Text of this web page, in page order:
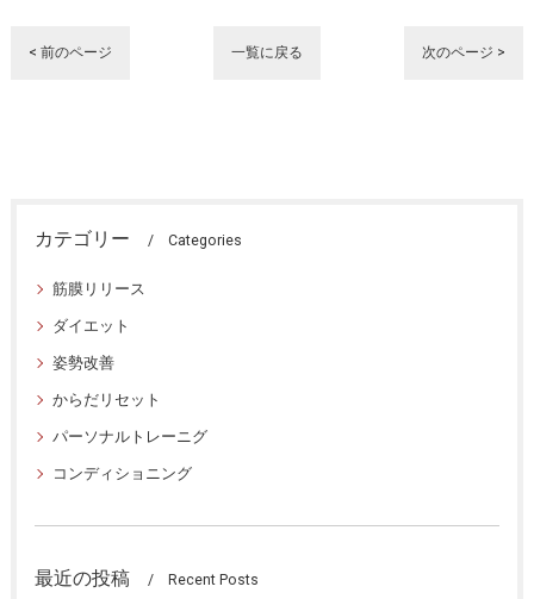
< 前のページ 一覧に戻る 次のページ >
カテゴリー Categories
筋膜リリース
ダイエット
姿勢改善
からだリセット
パーソナルトレーニグ
コンディショニング
最近の投稿 Recent Posts